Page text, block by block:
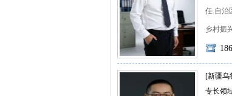
任.自治
乡村振
[新疆乌
专长领